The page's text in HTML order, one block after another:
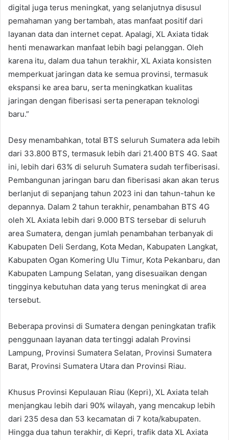
digital juga terus meningkat, yang selanjutnya disusul
pemahaman yang bertambah, atas manfaat positif dari
layanan data dan internet cepat. Apalagi, XL Axiata tidak
henti menawarkan manfaat lebih bagi pelanggan. Oleh
karena itu, dalam dua tahun terakhir, XL Axiata konsisten
memperkuat jaringan data ke semua provinsi, termasuk
ekspansi ke area baru, serta meningkatkan kualitas
jaringan dengan fiberisasi serta penerapan teknologi
baru.”
Desy menambahkan, total BTS seluruh Sumatera ada lebih
dari 33.800 BTS, termasuk lebih dari 21.400 BTS 4G. Saat
ini, lebih dari 63% di seluruh Sumatera sudah terfiberisasi.
Pembangunan jaringan baru dan fiberisasi akan akan terus
berlanjut di sepanjang tahun 2023 ini dan tahun-tahun ke
depannya. Dalam 2 tahun terakhir, penambahan BTS 4G
oleh XL Axiata lebih dari 9.000 BTS tersebar di seluruh
area Sumatera, dengan jumlah penambahan terbanyak di
Kabupaten Deli Serdang, Kota Medan, Kabupaten Langkat,
Kabupaten Ogan Komering Ulu Timur, Kota Pekanbaru, dan
Kabupaten Lampung Selatan, yang disesuaikan dengan
tingginya kebutuhan data yang terus meningkat di area
tersebut.
Beberapa provinsi di Sumatera dengan peningkatan trafik
penggunaan layanan data tertinggi adalah Provinsi
Lampung, Provinsi Sumatera Selatan, Provinsi Sumatera
Barat, Provinsi Sumatera Utara dan Provinsi Riau.
Khusus Provinsi Kepulauan Riau (Kepri), XL Axiata telah
menjangkau lebih dari 90% wilayah, yang mencakup lebih
dari 235 desa dan 53 kecamatan di 7 kota/kabupaten.
Hingga dua tahun terakhir, di Kepri, trafik data XL Axiata